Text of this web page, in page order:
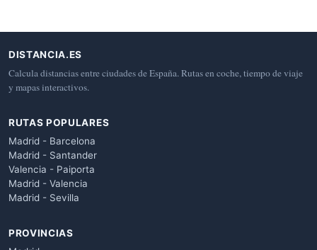
DISTANCIA.ES
Calcula distancias entre ciudades de España. Rutas en coche, tiempo de viaje
y mapas interactivos.
RUTAS POPULARES
Madrid - Barcelona
Madrid - Santander
Valencia - Paiporta
Madrid - Valencia
Madrid - Sevilla
PROVINCIAS